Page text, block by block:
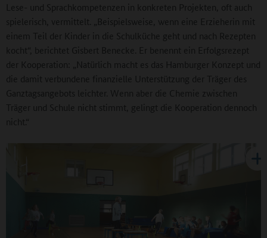
Lese- und Sprachkompetenzen in konkreten Projekten, oft auch
spielerisch, vermittelt. „Beispielsweise, wenn eine Erzieherin mit
einem Teil der Kinder in die Schulküche geht und nach Rezepten
kocht“, berichtet Gisbert Benecke. Er benennt ein Erfolgsrezept
der Kooperation: „Natürlich macht es das Hamburger Konzept und
die damit verbundene finanzielle Unterstützung der Träger des
Ganztagsangebots leichter. Wenn aber die Chemie zwischen
Träger und Schule nicht stimmt, gelingt die Kooperation dennoch
nicht.“